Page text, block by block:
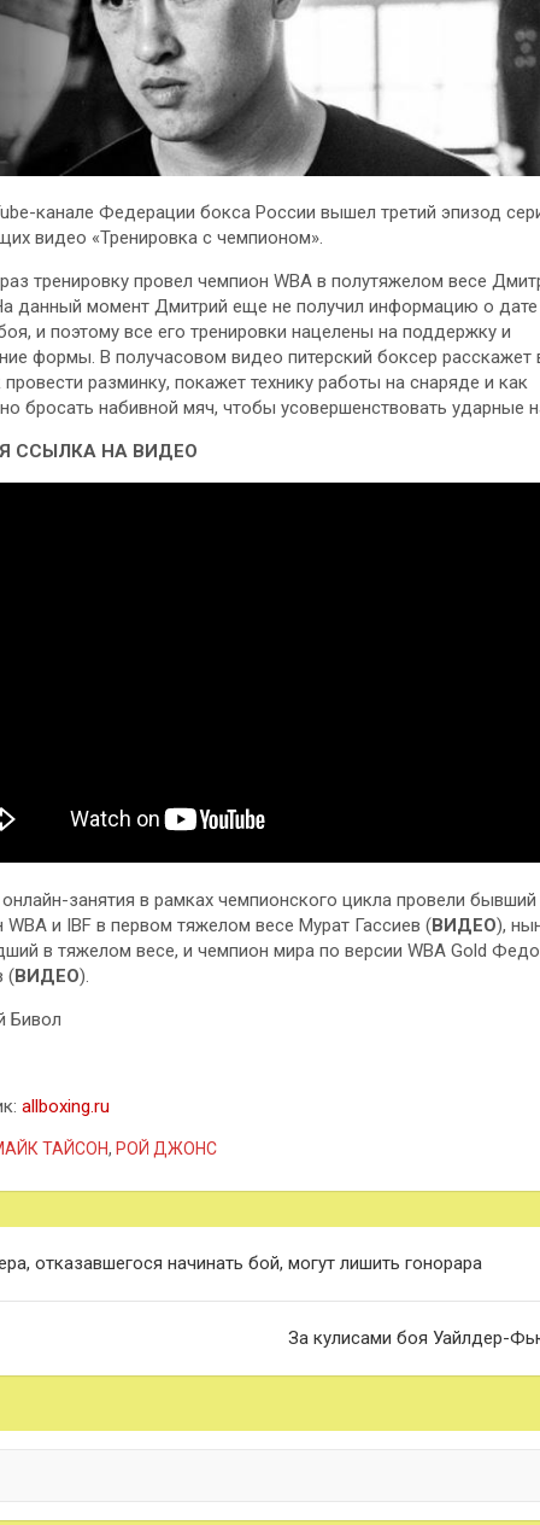
канале Федерации бокса России вышел третий эпизод
видео «Тренировка с чемпионом».
тренировку провел чемпион WBA в полутяжелом весе
данный момент Дмитрий еще не получил информацию о дате
и поэтому все его тренировки нацелены на поддержку и
формы. В получасовом видео питерский боксер расскажет
провести разминку, покажет технику работы на снаряде и как
бросать набивной мяч, чтобы усовершенствовать ударные
ССЫЛКА НА ВИДЕО
занятия в рамках чемпионского цикла провели бывший
WBA и IBF в первом тяжелом весе Мурат Гассиев (ВИДЕО),
в тяжелом весе, и чемпион мира по версии WBA Gold
(ВИДЕО).
Бивол
allboxing.ru
ТАЙСОН, РОЙ ДЖОНС
отказавшегося начинать бой, могут лишить гонорара
За кулисами боя Уайлдер-